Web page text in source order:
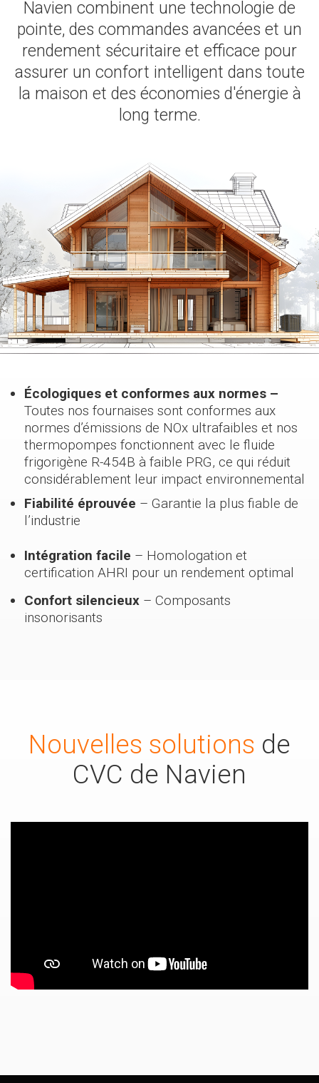
Navien combinent une technologie de
pointe, des commandes avancées et un
rendement sécuritaire et efficace pour
assurer un confort intelligent dans toute
la maison et des économies d'énergie à
long terme.
Écologiques et conformes aux normes –
Toutes nos fournaises sont conformes aux
normes d’émissions de NOx ultrafaibles et nos
thermopompes fonctionnent avec le fluide
frigorigène R-454B à faible PRG, ce qui réduit
considérablement leur impact environnemental
Fiabilité éprouvée – Garantie la plus fiable de
l’industrie
Intégration facile – Homologation et
certification AHRI pour un rendement optimal
Confort silencieux – Composants
insonorisants
Nouvelles solutions de
CVC de Navien